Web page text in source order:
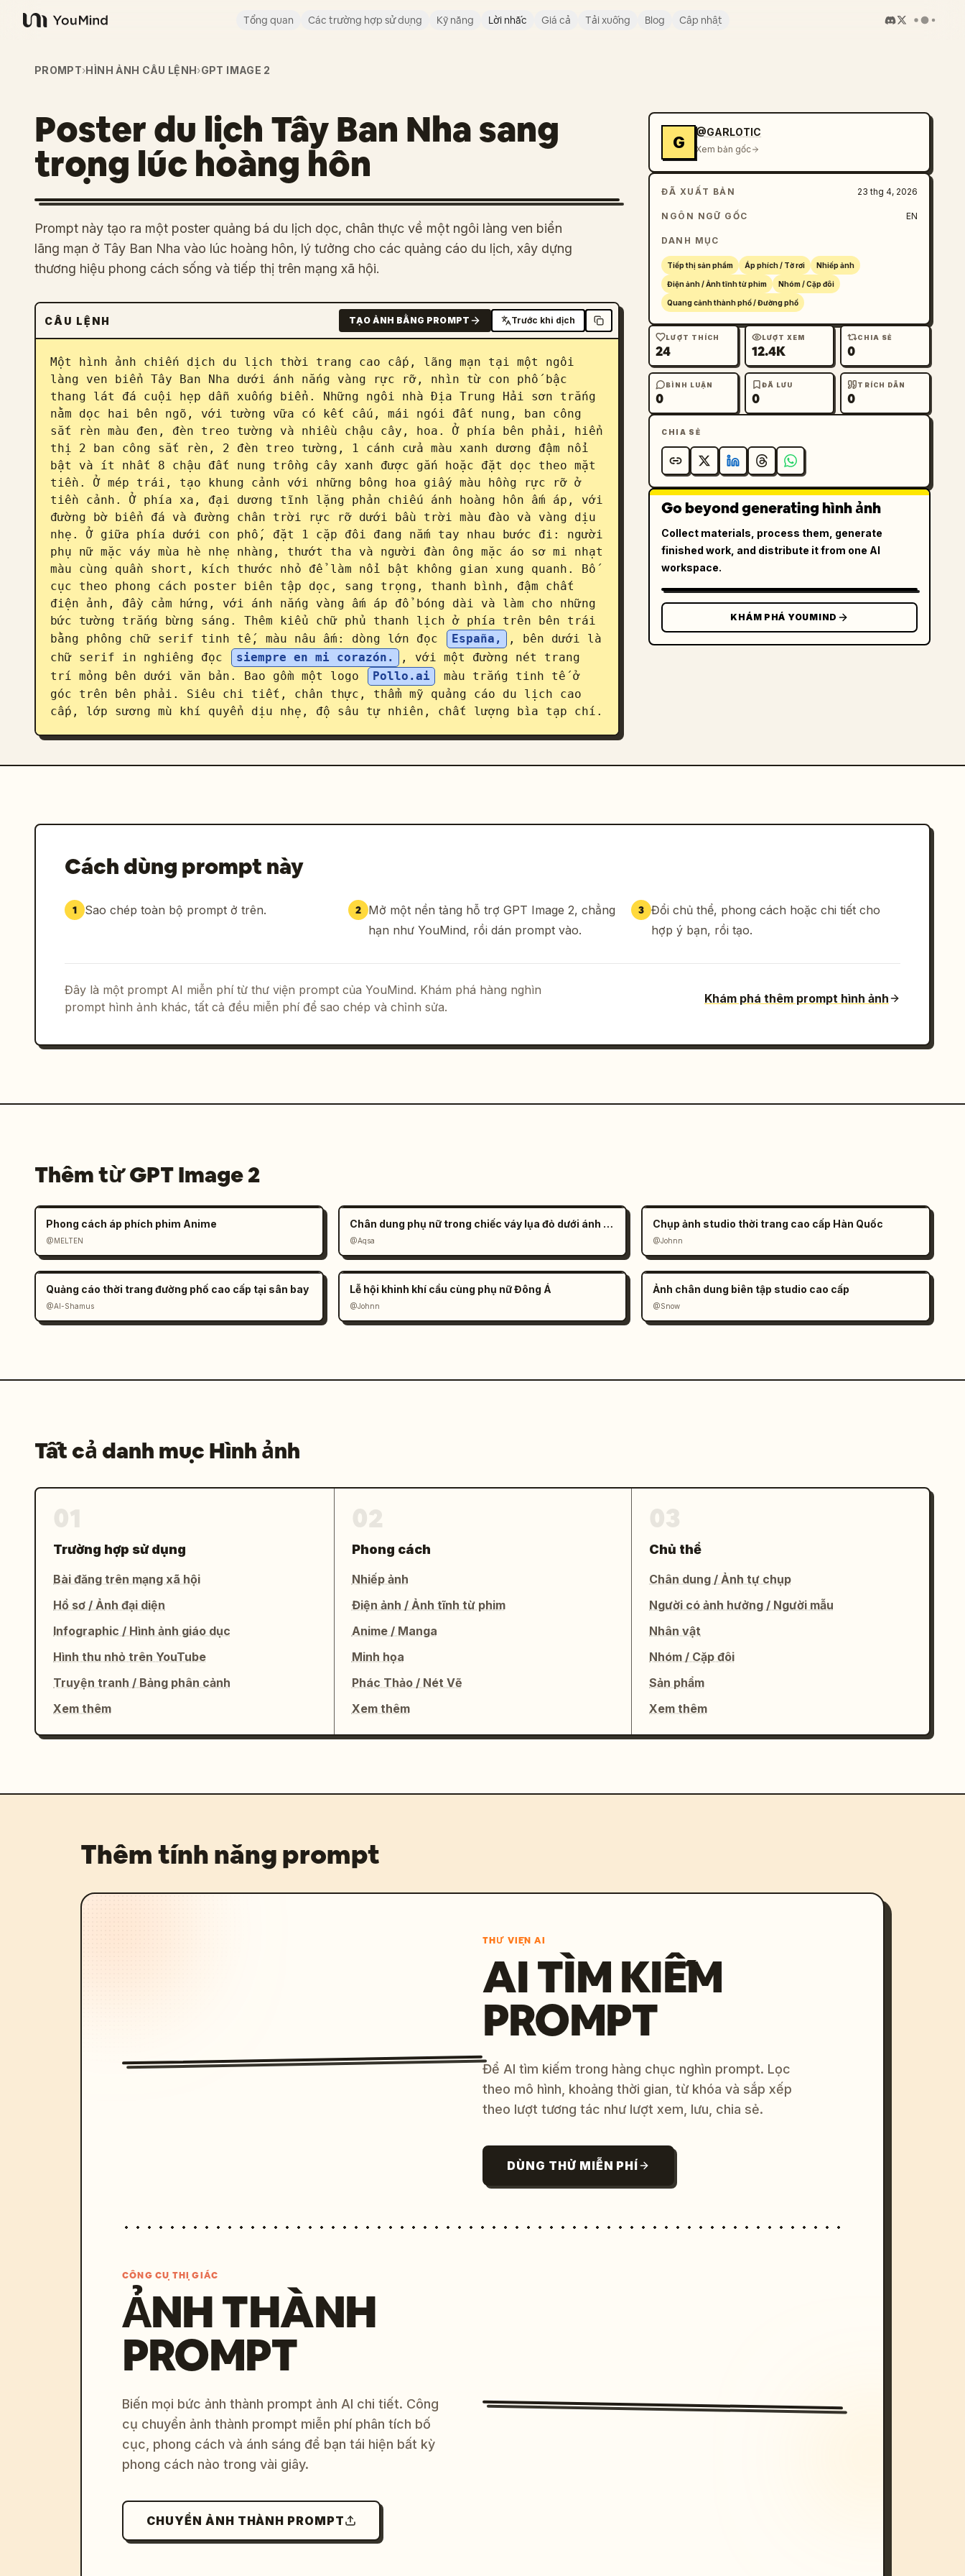
YouMind
Tổng quan Các trường hợp sử dụng Kỹ năng Lời nhắc Giá cả Tải xuống Blog Cập nhật
PROMPT›HÌNH ẢNH CÂU LỆNH›GPT IMAGE 2
Poster du lịch Tây Ban Nha sang
trọng lúc hoàng hôn
Prompt này tạo ra một poster quảng bá du lịch dọc, chân thực về một ngôi làng ven biển
lãng mạn ở Tây Ban Nha vào lúc hoàng hôn, lý tưởng cho các quảng cáo du lịch, xây dựng
thương hiệu phong cách sống và tiếp thị trên mạng xã hội.
CÂU LỆNH TẠO ẢNH BẰNG PROMPT Trước khi dịch
Một hình ảnh chiến dịch du lịch thời trang cao cấp, lãng mạn tại một ngôi
làng ven biển Tây Ban Nha dưới ánh nắng vàng rực rỡ, nhìn từ con phố bậc
thang lát đá cuội hẹp dẫn xuống biển. Những ngôi nhà Địa Trung Hải sơn trắng
nằm dọc hai bên ngõ, với tường vữa có kết cấu, mái ngói đất nung, ban công
sắt rèn màu đen, đèn treo tường và nhiều chậu cây, hoa. Ở phía bên phải, hiển
thị 2 ban công sắt rèn, 2 đèn treo tường, 1 cánh cửa màu xanh dương đậm nổi
bật và ít nhất 8 chậu đất nung trồng cây xanh được gắn hoặc đặt dọc theo mặt
tiền. Ở mép trái, tạo khung cảnh với những bông hoa giấy màu hồng rực rỡ ở
tiền cảnh. Ở phía xa, đại dương tĩnh lặng phản chiếu ánh hoàng hôn ấm áp, với
đường bờ biển đá và đường chân trời rực rỡ dưới bầu trời màu đào và vàng dịu
nhẹ. Ở giữa phía dưới con phố, đặt 1 cặp đôi đang nắm tay nhau bước đi: người
phụ nữ mặc váy mùa hè nhẹ nhàng, thướt tha và người đàn ông mặc áo sơ mi nhạt
màu cùng quần short, kích thước nhỏ để làm nổi bật không gian xung quanh. Bố
cục theo phong cách poster biên tập dọc, sang trọng, thanh bình, đậm chất
điện ảnh, đầy cảm hứng, với ánh nắng vàng ấm áp đổ bóng dài và làm cho những
bức tường trắng bừng sáng. Thêm kiểu chữ phủ thanh lịch ở phía trên bên trái
bằng phông chữ serif tinh tế, màu nâu ấm: dòng lớn đọc
España,
, bên dưới là
chữ serif in nghiêng đọc
siempre en mi corazón.
, với một đường nét trang
trí mỏng bên dưới văn bản. Bao gồm một logo
Pollo.ai
màu trắng tinh tế ở
góc trên bên phải. Siêu chi tiết, chân thực, thẩm mỹ quảng cáo du lịch cao
cấp, lớp sương mù khí quyển dịu nhẹ, độ sâu tự nhiên, chất lượng bìa tạp chí.
G
@GARLOTIC
Xem bản gốc
ĐÃ XUẤT BẢN 23 thg 4, 2026
NGÔN NGỮ GỐC EN
DANH MỤC
Tiếp thị sản phẩm Áp phích / Tờ rơi Nhiếp ảnh
Điện ảnh / Ảnh tĩnh từ phim Nhóm / Cặp đôi
Quang cảnh thành phố / Đường phố
LƯỢT THÍCH
24
LƯỢT XEM
12.4K
CHIA SẺ
0
BÌNH LUẬN
0
ĐÃ LƯU
0
TRÍCH DẪN
0
CHIA SẺ
Go beyond generating hình ảnh
Collect materials, process them, generate
finished work, and distribute it from one AI
workspace.
KHÁM PHÁ YOUMIND
Cách dùng prompt này
1 Sao chép toàn bộ prompt ở trên. 2 Mở một nền tảng hỗ trợ GPT Image 2, chẳng
hạn như YouMind, rồi dán prompt vào.
3 Đổi chủ thể, phong cách hoặc chi tiết cho
hợp ý bạn, rồi tạo.
Đây là một prompt AI miễn phí từ thư viện prompt của YouMind. Khám phá hàng nghìn
prompt hình ảnh khác, tất cả đều miễn phí để sao chép và chỉnh sửa.
Khám phá thêm prompt hình ảnh
Thêm từ GPT Image 2
Phong cách áp phích phim Anime
@MELTEN
Chân dung phụ nữ trong chiếc váy lụa đỏ dưới ánh nắng
@Aqsa
Chụp ảnh studio thời trang cao cấp Hàn Quốc
@Johnn
Quảng cáo thời trang đường phố cao cấp tại sân bay
@Al-Shamus
Lễ hội khinh khí cầu cùng phụ nữ Đông Á
@Johnn
Ảnh chân dung biên tập studio cao cấp
@Snow
Tất cả danh mục Hình ảnh
Trường hợp sử dụng
Bài đăng trên mạng xã hội
Hồ sơ / Ảnh đại diện
Infographic / Hình ảnh giáo dục
Hình thu nhỏ trên YouTube
Truyện tranh / Bảng phân cảnh
Xem thêm
Phong cách
Nhiếp ảnh
Điện ảnh / Ảnh tĩnh từ phim
Anime / Manga
Minh họa
Phác Thảo / Nét Vẽ
Xem thêm
Chủ thể
Chân dung / Ảnh tự chụp
Người có ảnh hưởng / Người mẫu
Nhân vật
Nhóm / Cặp đôi
Sản phẩm
Xem thêm
Thêm tính năng prompt
THƯ VIỆN AI
AI TÌM KIẾM
PROMPT
Để AI tìm kiếm trong hàng chục nghìn prompt. Lọc
theo mô hình, khoảng thời gian, từ khóa và sắp xếp
theo lượt tương tác như lượt xem, lưu, chia sẻ.
DÙNG THỬ MIỄN PHÍ
CÔNG CỤ THỊ GIÁC
ẢNH THÀNH
PROMPT
Biến mọi bức ảnh thành prompt ảnh AI chi tiết. Công
cụ chuyển ảnh thành prompt miễn phí phân tích bố
cục, phong cách và ánh sáng để bạn tái hiện bất kỳ
phong cách nào trong vài giây.
CHUYỂN ẢNH THÀNH PROMPT